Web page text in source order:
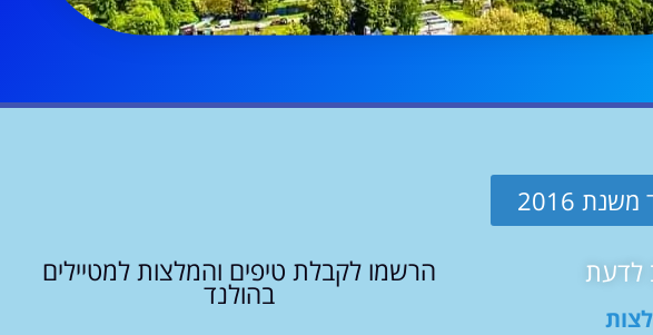
2016
לדעת הרשמו לקבלת טיפים והמלצות למטיילים
בהולנד